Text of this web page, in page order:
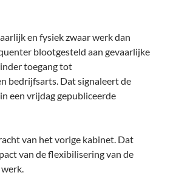
en fysiek zwaar werk dan
blootgesteld aan gevaarlijke
toegang tot
bedrijfsarts. Dat signaleert de
een vrijdag gepubliceerde
van het vorige kabinet. Dat
van de flexibilisering van de